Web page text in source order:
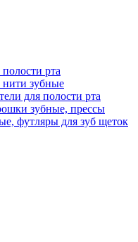
рта
нити зубные
для полости рта
зубные, прессы
футляры для зуб щеток